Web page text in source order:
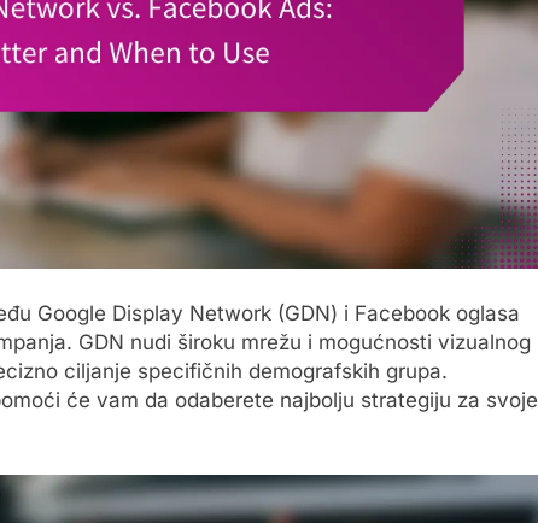
Google Display Network (GDN) i Facebook oglasa
GDN nudi široku mrežu i mogućnosti vizualnog
ciljanje specifičnih demografskih grupa.
će vam da odaberete najbolju strategiju za svoje